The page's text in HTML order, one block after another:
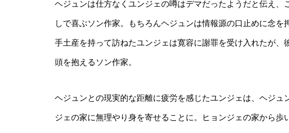
ヘジュンは仕方なくユンジェの噂はデマだったようだと伝え、
しで喜ぶソン作家。もちろんヘジュンは情報源の口止めに念を
手土産を持って訪ねたユンジェは寛容に謝罪を受け入れたが、
頭を抱えるソン作家。
ヘジュンとの現実的な距離に疲労を感じたユンジェは、ヘジュ
ジェの家に無理やり身を寄せることに。ヒョンジェの家から歩